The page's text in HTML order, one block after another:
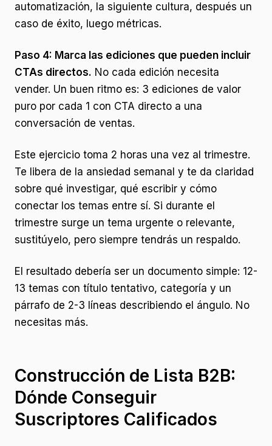
automatización, la siguiente cultura, después un
caso de éxito, luego métricas.
Paso 4: Marca las ediciones que pueden incluir
CTAs directos. No cada edición necesita
vender. Un buen ritmo es: 3 ediciones de valor
puro por cada 1 con CTA directo a una
conversación de ventas.
Este ejercicio toma 2 horas una vez al trimestre.
Te libera de la ansiedad semanal y te da claridad
sobre qué investigar, qué escribir y cómo
conectar los temas entre sí. Si durante el
trimestre surge un tema urgente o relevante,
sustitúyelo, pero siempre tendrás un respaldo.
El resultado debería ser un documento simple: 12-
13 temas con título tentativo, categoría y un
párrafo de 2-3 líneas describiendo el ángulo. No
necesitas más.
Construcción de Lista B2B:
Dónde Conseguir
Suscriptores Calificados